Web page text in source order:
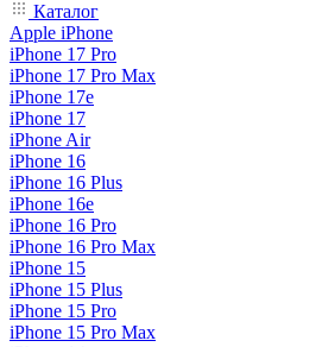
Каталог
Apple iPhone
iPhone 17 Pro
iPhone 17 Pro Max
iPhone 17e
iPhone 17
iPhone Air
iPhone 16
iPhone 16 Plus
iPhone 16e
iPhone 16 Pro
iPhone 16 Pro Max
iPhone 15
iPhone 15 Plus
iPhone 15 Pro
iPhone 15 Pro Max